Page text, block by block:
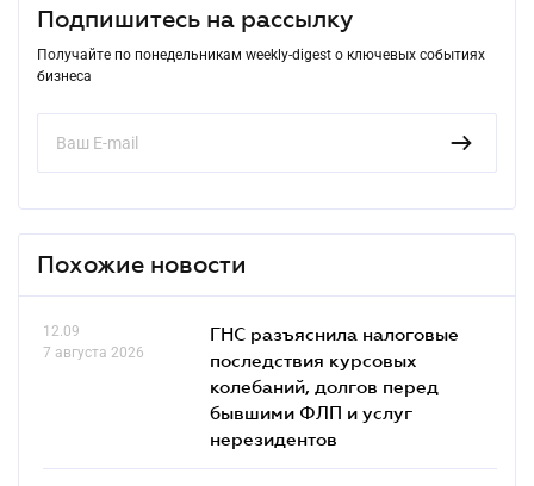
Подпишитесь на рассылку
Получайте по понедельникам weekly-digest о ключевых событиях
бизнеса
Похожие новости
12.09
7 августа 2026
ГНС разъяснила налоговые
последствия курсовых
колебаний, долгов перед
бывшими ФЛП и услуг
нерезидентов